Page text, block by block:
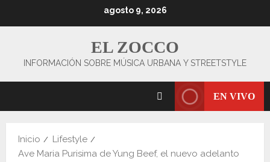
agosto 9, 2026
EL ZOCCO
INFORMACIÓN SOBRE MÚSICA URBANA Y STREETSTYLE
EN VIVO
Inicio
Lifestyle
Ave Maria Purisima de Yung Beef, el nuevo adelanto